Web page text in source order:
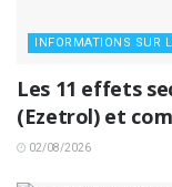
INFORMATIONS SUR
Les 11 effets
(Ezetrol) et
02/08/2026